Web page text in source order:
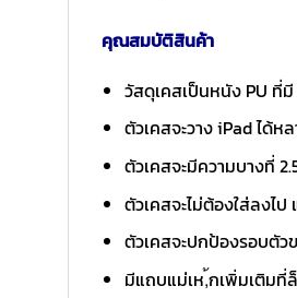
คุณสมบัติสินค้า
วัสดุเคสเป็นหนัง PU ที่
ตัวเคสจะวาง iPad ได้ห
ตัวเคสจะมีความบางที่
ตัวเคสจะไม่ต้องใส่ลงไ
ตัวเคสจะปกป้องรอบตัว
มีแถบแม่เห,้กเพิ่มเติมที่